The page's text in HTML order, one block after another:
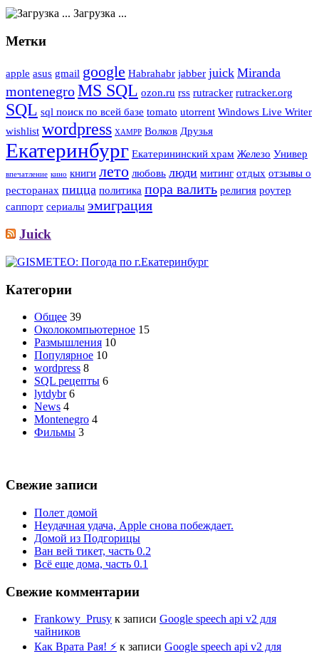
Загрузка ...
Метки
apple asus gmail google Habrahabr jabber juick Miranda
montenegroMS SQL ozon.ru rss rutracker rutracker.org
SQL sql поиск по всей базе tomato utorrent Windows Live Writer
wishlist wordpress XAMPP Волков Друзья
Екатеринбург Екатерининский храм Железо Универ
впечатление кино книги лето любовь люди митинг отдых отзывы о
ресторанах пицца политика пора валить религия роутер
саппорт сериалы эмиграция
Juick
Категории
Общее 39
Околокомпьютерное 15
Размышления 10
Популярное 10
wordpress 8
SQL рецепты 6
lytdybr 6
News 4
Montenegro 4
Фильмы 3
Свежие записи
Полет домой
Неудачная удача, Apple снова побеждает.
Домой из Подгорицы
Ван вей тикет, часть 0.2
Всё еще дома, часть 0.1
Свежие комментарии
Frankowy_Prusy к записи Google speech api v2 для
чайников
Как Врата Рая! ⚡ к записи Google speech api v2 для